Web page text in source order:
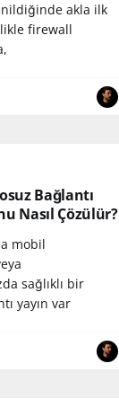
akla ilk
firewall
Bağlantı
Nasıl Çözülür?
mobil
sağlıklı bir
yayın var